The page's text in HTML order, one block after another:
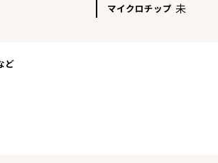
マイクロチップ 未
ど